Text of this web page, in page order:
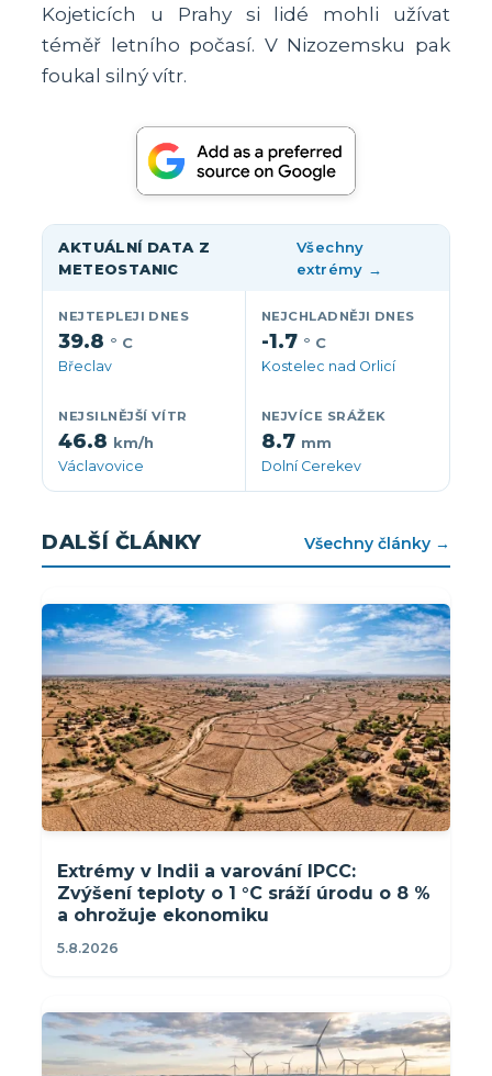
Kojeticích u Prahy si lidé mohli užívat
téměř letního počasí. V Nizozemsku pak
foukal silný vítr.
AKTUÁLNÍ DATA Z
METEOSTANIC
Všechny
extrémy →
NEJTEPLEJI DNES
39.8 ° C
Břeclav
NEJCHLADNĚJI DNES
-1.7 ° C
Kostelec nad Orlicí
NEJSILNĚJŠÍ VÍTR
46.8 km/h
Václavovice
NEJVÍCE SRÁŽEK
8.7 mm
Dolní Cerekev
DALŠÍ ČLÁNKY Všechny články →
Extrémy v Indii a varování IPCC:
Zvýšení teploty o 1 °C sráží úrodu o 8 %
a ohrožuje ekonomiku
5.8.2026